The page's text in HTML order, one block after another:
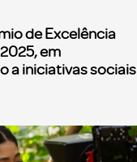
de Excelência
em
a iniciativas sociais